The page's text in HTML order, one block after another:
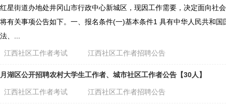
红星街道办地处井冈山市行政中心新城区，现因工作需要，决定面向社
将有关事项公告如下。一、报名条件(一)基本条件1 具有中华人民共和
法、...
江西社区工作者考试 江西社区工作者招聘公告
月湖区公开招聘农村大学生工作者、城市社区工作者公告【30人】
江西社区工作者考试 江西社区工作者招聘公告